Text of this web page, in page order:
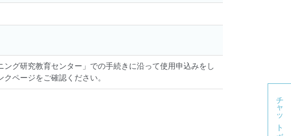
グ研究教育センター」での手続きに沿って使用申込みをし
ページをご確認ください。